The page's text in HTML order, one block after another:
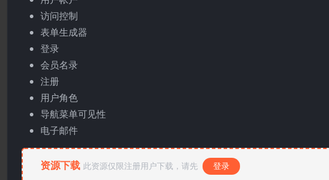
访问控制
表单生成器
登录
会员名录
注册
用户角色
导航菜单可见性
电子邮件
资源下载 此资源仅限注册用户下载，请先 登录